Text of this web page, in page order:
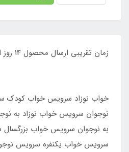
سرویس
خواب نوزاد سرویس خواب کودک
نوجوان سرویس خواب نوزاد به
به نوجوان سرویس خواب
سرویس خواب یکنفره سرویس